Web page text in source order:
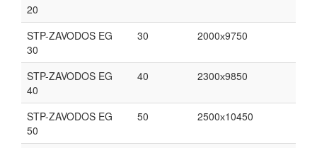
20
STP-ZAVODOS EG
30
30 2000х9750
STP-ZAVODOS EG
40
40 2300х9850
STP-ZAVODOS EG
50
50 2500х10450